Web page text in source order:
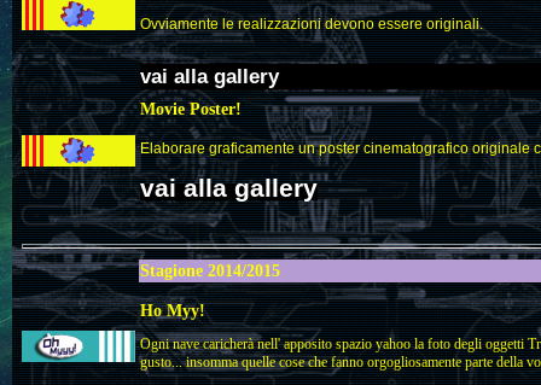
Ovviamente le realizzazioni devono essere originali.
vai alla gallery
Movie Poster!
Elaborare graficamente un poster cinematografico
vai alla gallery
Stagione 2014/2015
Ho Myy!
Ogni nave caricherà nell' apposito spazio yahoo la foto degli oggetti
gusto... insomma quelle cose che fanno orgogliosamente parte della